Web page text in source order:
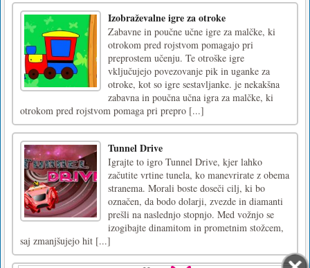
Izobraževalne igre za otroke
Zabavne in poučne učne igre za malčke, ki
otrokom pred rojstvom pomagajo pri
preprostem učenju. Te otroške igre
vključujejo povezovanje pik in uganke za
otroke, kot so igre sestavljanke. je nekakšna
zabavna in poučna učna igra za malčke, ki
otrokom pred rojstvom pomaga pri prepro [...]
Tunnel Drive
Igrajte to igro Tunnel Drive, kjer lahko
začutite vrtine tunela, ko manevrirate z obema
stranema. Morali boste doseči cilj, ki bo
označen, da bodo dolarji, zvezde in diamanti
prešli na naslednjo stopnjo. Med vožnjo se
izogibajte dinamitom in prometnim stožcem,
saj zmanjšujejo hit [...]